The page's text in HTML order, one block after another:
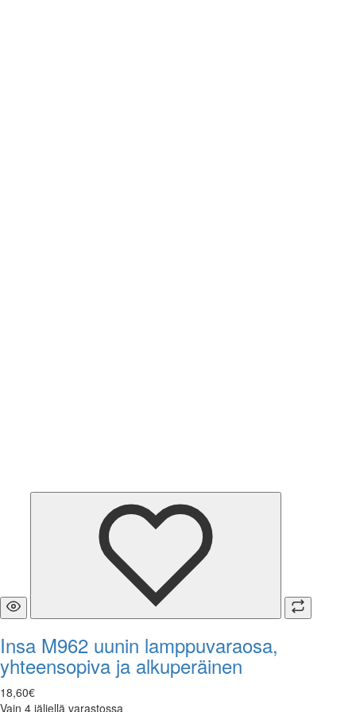
Insa M962 uunin lamppuvaraosa,
yhteensopiva ja alkuperäinen
18,60€
Vain 4 jäljellä varastossa